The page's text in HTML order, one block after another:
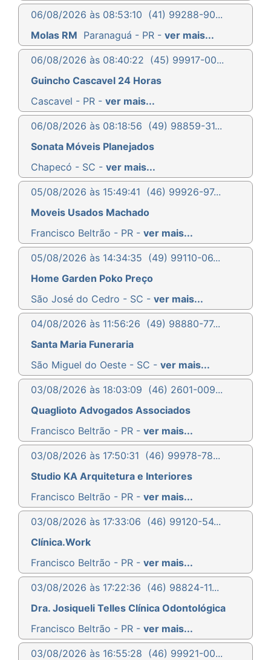
06/08/2026 às 08:53:10 (41) 99288-90...
Molas RM Paranaguá - PR - ver mais...
06/08/2026 às 08:40:22 (45) 99917-00...
Guincho Cascavel 24 Horas
Cascavel - PR - ver mais...
06/08/2026 às 08:18:56 (49) 98859-31...
Sonata Móveis Planejados
Chapecó - SC - ver mais...
05/08/2026 às 15:49:41 (46) 99926-97...
Moveis Usados Machado
Francisco Beltrão - PR - ver mais...
05/08/2026 às 14:34:35 (49) 99110-06...
Home Garden Poko Preço
São José do Cedro - SC - ver mais...
04/08/2026 às 11:56:26 (49) 98880-77...
Santa Maria Funeraria
São Miguel do Oeste - SC - ver mais...
03/08/2026 às 18:03:09 (46) 2601-009...
Quaglioto Advogados Associados
Francisco Beltrão - PR - ver mais...
03/08/2026 às 17:50:31 (46) 99978-78...
Studio KA Arquitetura e Interiores
Francisco Beltrão - PR - ver mais...
03/08/2026 às 17:33:06 (46) 99120-54...
Clínica.Work
Francisco Beltrão - PR - ver mais...
03/08/2026 às 17:22:36 (46) 98824-11...
Dra. Josiqueli Telles Clínica Odontológica
Francisco Beltrão - PR - ver mais...
03/08/2026 às 16:55:28 (46) 99921-00...